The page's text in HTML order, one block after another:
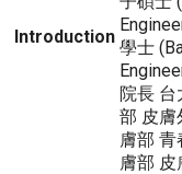
Introduction
學士
院長 台
部 皮膚
膚部
膚部